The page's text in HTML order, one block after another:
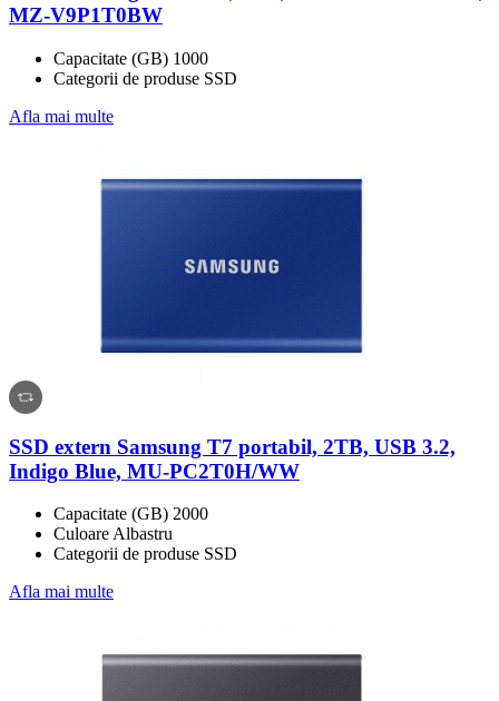
MZ-V9P1T0BW
Capacitate (GB) 1000
Categorii de produse SSD
Afla mai multe
SSD extern Samsung T7 portabil, 2TB, USB 3.2,
Indigo Blue, MU-PC2T0H/WW
Capacitate (GB) 2000
Culoare Albastru
Categorii de produse SSD
Afla mai multe